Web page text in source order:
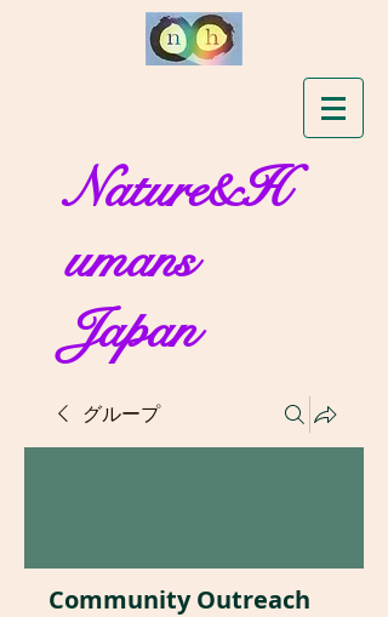
Nature&H
umans
Japan
グループ
Community Outreach